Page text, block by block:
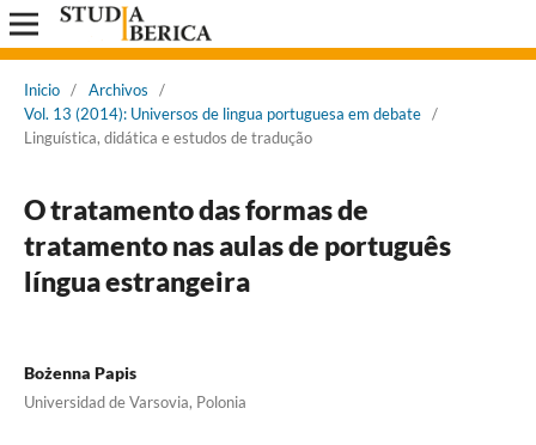
Inicio / Archivos
/
Vol. 13 (2014): Universos de lingua portuguesa em debate /
Linguística, didática e estudos de tradução
O tratamento das formas de
tratamento nas aulas de português
língua estrangeira
Bożenna Papis
Universidad de Varsovia, Polonia